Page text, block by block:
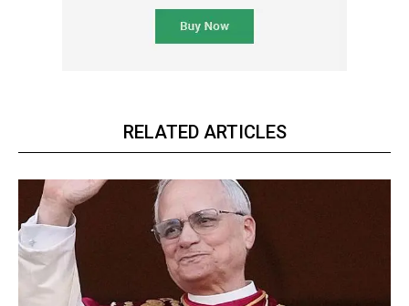
RELATED ARTICLES